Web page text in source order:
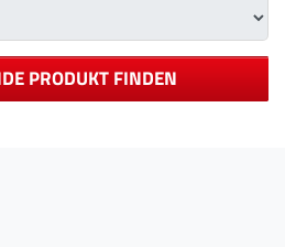
PRODUKT FINDEN